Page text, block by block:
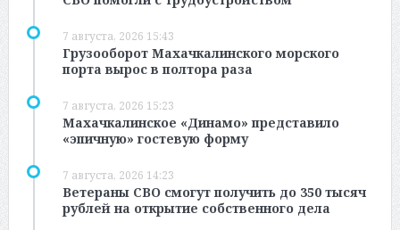
7 августа, 2026 15:43
Грузооборот Махачкалинского морского
порта вырос в полтора раза
7 августа, 2026 15:23
Махачкалинское «Динамо» представило
«эпичную» гостевую форму
7 августа, 2026 14:23
Ветераны СВО смогут получить до 350 тысяч
рублей на открытие собственного дела